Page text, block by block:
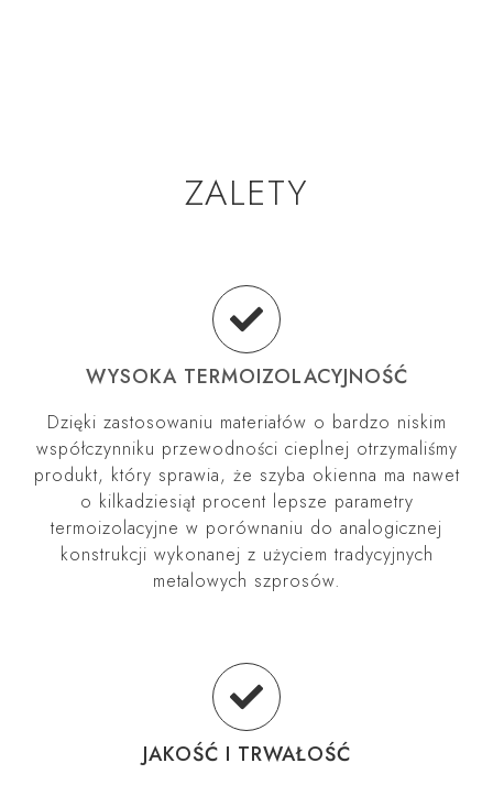
ZALETY
WYSOKA TERMOIZOLACYJNOŚĆ
Dzięki zastosowaniu materiałów o bardzo niskim
współczynniku przewodności cieplnej otrzymaliśmy
produkt, który sprawia, że szyba okienna ma nawet
o kilkadziesiąt procent lepsze parametry
termoizolacyjne w porównaniu do analogicznej
konstrukcji wykonanej z użyciem tradycyjnych
metalowych szprosów.
JAKOŚĆ I TRWAŁOŚĆ